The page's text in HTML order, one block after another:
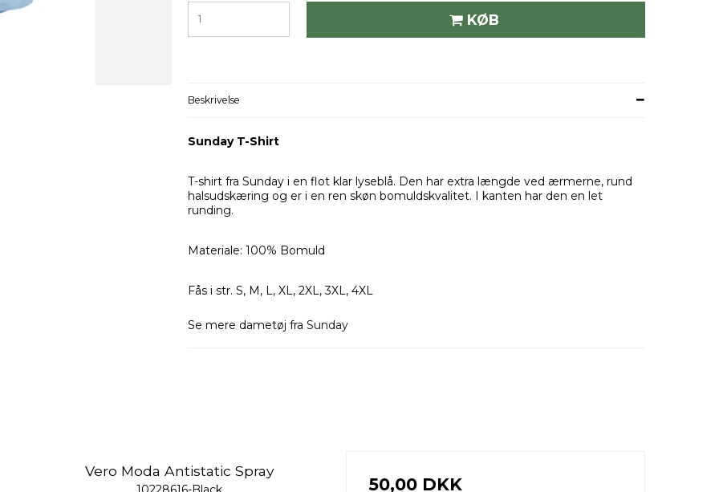
KØB
Beskrivelse
Sunday T-Shirt
T-shirt fra Sunday i en flot klar lyseblå. Den har extra længde ved ærmerne, rund
halsudskæring og er i en ren skøn bomuldskvalitet. I kanten har den en let
runding.
Materiale: 100% Bomuld
Fås i str. S, M, L, XL, 2XL, 3XL, 4XL
Se mere dametøj fra Sunday
Vero Moda Antistatic Spray
50,00 DKK